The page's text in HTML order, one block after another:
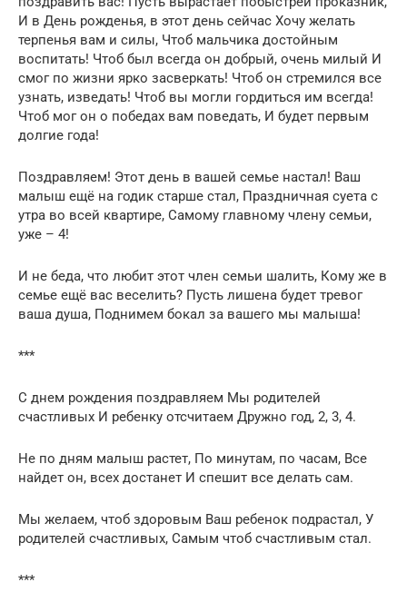
И в День рожденья, в этот день сейчас Хочу желать
терпенья вам и силы, Чтоб мальчика достойным
воспитать! Чтоб был всегда он добрый, очень милый И
смог по жизни ярко засверкать! Чтоб он стремился все
узнать, изведать! Чтоб вы могли гордиться им всегда!
Чтоб мог он о победах вам поведать, И будет первым
долгие года!
Поздравляем! Этот день в вашей семье настал! Ваш
малыш ещё на годик старше стал, Праздничная суета с
утра во всей квартире, Самому главному члену семьи,
уже – 4!
И не беда, что любит этот член семьи шалить, Кому же в
семье ещё вас веселить? Пусть лишена будет тревог
ваша душа, Поднимем бокал за вашего мы малыша!
***
С днем рождения поздравляем Мы родителей
счастливых И ребенку отсчитаем Дружно год, 2, 3, 4.
Не по дням малыш растет, По минутам, по часам, Все
найдет он, всех достанет И спешит все делать сам.
Мы желаем, чтоб здоровым Ваш ребенок подрастал, У
родителей счастливых, Самым чтоб счастливым стал.
***